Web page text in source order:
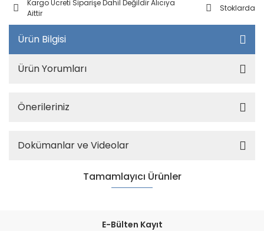
Kargo Ücreti Siparişe Dahil Değildir Alıcıya
Aittir
Stoklarda
Ürün Bilgisi
Ürün Yorumları
Önerileriniz
Dokümanlar ve Videolar
Tamamlayıcı Ürünler
E-Bülten Kayıt